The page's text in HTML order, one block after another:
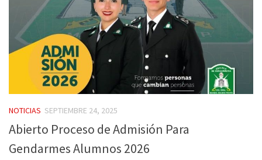
NOTICIAS SEPTIEMBRE 24, 2025
Abierto Proceso de Admisión Para
Gendarmes Alumnos 2026